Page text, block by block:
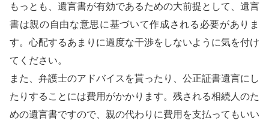
もっとも、遺言書が有効であるための大前提として、遺言
書は親の自由な意思に基づいて作成される必要がありま
す。心配するあまりに過度な干渉をしないように気を付け
てください。
また、弁護士のアドバイスを貰ったり、公正証書遺言にし
たりすることには費用がかかります。残される相続人のた
めの遺言書ですので、親の代わりに費用を支払ってもいい